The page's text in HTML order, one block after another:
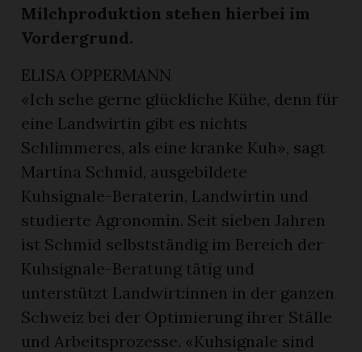
Milchproduktion stehen hierbei im
Vordergrund.
ELISA OPPERMANN
«Ich sehe gerne glückliche Kühe, denn für
eine Landwirtin gibt es nichts
Schlimmeres, als eine kranke Kuh», sagt
Martina Schmid, ausgebildete
Kuhsignale-Beraterin, Landwirtin und
studierte Agronomin. Seit sieben Jahren
ist Schmid selbstständig im Bereich der
Kuhsignale-Beratung tätig und
unterstützt Landwirt:innen in der ganzen
Schweiz bei der Optimierung ihrer Ställe
und Arbeitsprozesse. «Kuhsignale sind